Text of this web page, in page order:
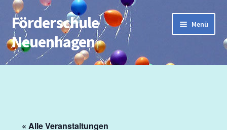
Zur
Navigation
springen
Zum
Inhalt
springen
Förderschule
Neuenhagen
Menü
Start
« Alle Veranstaltungen